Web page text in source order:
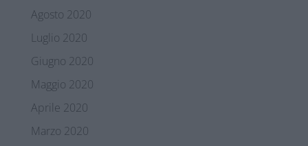
Agosto 2020
Luglio 2020
Giugno 2020
Maggio 2020
Aprile 2020
Marzo 2020